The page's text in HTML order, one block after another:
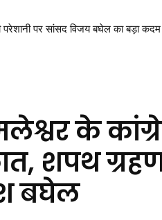
पर सांसद विजय बघेल का बड़ा कदम
विद्यार्थियों को साइबर अपराधों के
के
शपथ
बघेल